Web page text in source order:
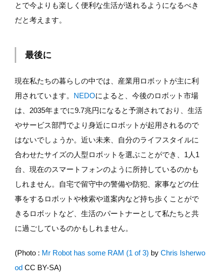
とで今よりも楽しく便利な生活が送れるようになるべき
だと考えます。
最後に
現在私たちの暮らしの中では、産業用ロボットが主に利
用されています。 NEDOによると、今後のロボット市場
は、2035年までに9.7兆円になると予測されており、生活
やサービス部門でより身近にロボットが起用されるので
はないでしょうか。近い未来、自分のライフスタイルに
合わせたサイズの人型ロボットを選ぶことができ、1人1
台、現在のスマートフォンのように所持しているのかも
しれません。自宅で留守中の警備や防犯、家事などの仕
事をするロボットや検索や道案内など持ち歩くことがで
きるロボットなど、生活のパートナーとして私たちと共
に過ごしているのかもしれません。
(Photo : Mr Robot has some RAM (1 of 3) by Chris Isherwo
od CC BY-SA)